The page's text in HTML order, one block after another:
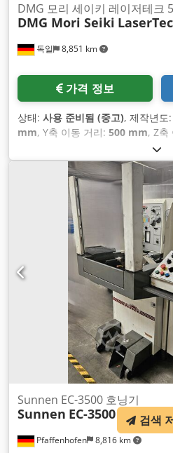
독일 8,851 km
DMG 모리 세이키 레이저테크
DMG Mori Seiki
가격 정보
상태: 사용 준비됨 (중고), 제작년도:
mm, Y축 이동 거리: 500 mm, Z축
, 컨트롤러
Pfaffenhofen 8,816 km
Sunnen EC-3500 호닝기
Sunnen EC-3500 검색